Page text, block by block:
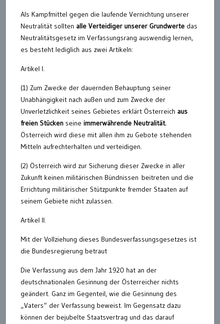
Als Kampfmittel gegen die laufende Vernichtung unserer
Neutralität sollten alle Verteidiger unserer Grundwerte das
Neutralitätsgesetz im Verfassungsrang auswendig lernen,
es besteht lediglich aus zwei Artikeln:
Artikel I.
(1) Zum Zwecke der dauernden Behauptung seiner
Unabhängigkeit nach außen und zum Zwecke der
Unverletzlichkeit seines Gebietes erklärt Österreich aus
freien Stücken seine immerwährende Neutralität.
Österreich wird diese mit allen ihm zu Gebote stehenden
Mitteln aufrechterhalten und verteidigen.
(2) Österreich wird zur Sicherung dieser Zwecke in aller
Zukunft keinen militärischen Bündnissen beitreten und die
Errichtung militärischer Stützpunkte fremder Staaten auf
seinem Gebiete nicht zulassen.
Artikel II.
Mit der Vollziehung dieses Bundesverfassungsgesetzes ist
die Bundesregierung betraut
Die Verfassung aus dem Jahr 1920 hat an der
deutschnationalen Gesinnung der Österreicher nichts
geändert. Ganz im Gegenteil, wie die Gesinnung des
„Vaters“ der Verfassung beweist. Im Gegensatz dazu
können der bejubelte Staatsvertrag und das darauf